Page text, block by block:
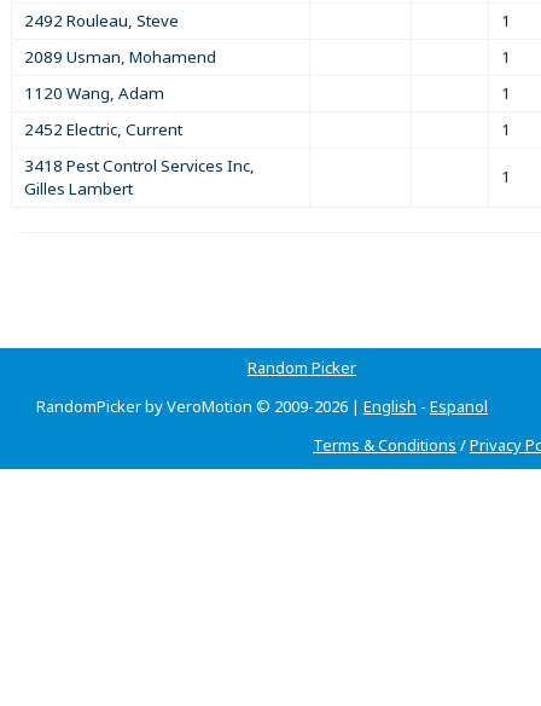
2492 Rouleau, Steve
1
2089 Usman, Mohamend
1
1120 Wang, Adam
1
2452 Electric, Current
1
3418 Pest Control Services Inc,
Gilles Lambert
1
Random Picker
RandomPicker by VeroMotion © 2009-2026 | English - Espanol
Terms & Conditions /Privacy